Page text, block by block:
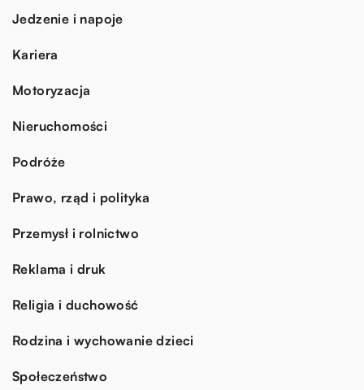
Jedzenie i napoje
Kariera
Motoryzacja
Nieruchomości
Podróże
Prawo, rząd i polityka
Przemysł i rolnictwo
Reklama i druk
Religia i duchowość
Rodzina i wychowanie dzieci
Społeczeństwo